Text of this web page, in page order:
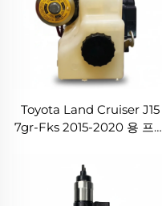
Toyota Land Cruiser J15
7gr-Fks 2015-2020 용 프리
89541-60671